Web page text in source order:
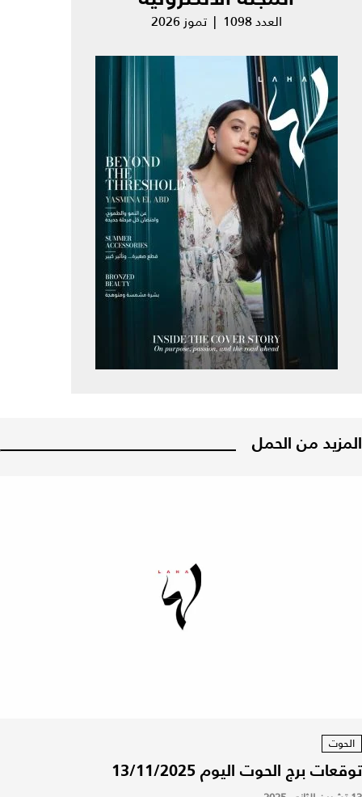
العدد 1098 | تموز 2026
المزيد من الحمل
الحوت
توقعات برج الحوت اليوم 13/11/2025